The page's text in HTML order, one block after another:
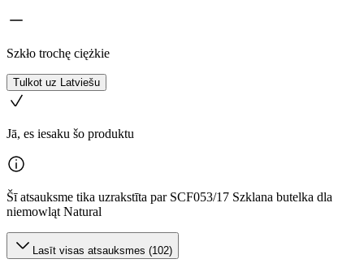
Szkło trochę ciężkie
Tulkot uz Latviešu
Jā, es iesaku šo produktu
Šī atsauksme tika uzrakstīta par SCF053/17 Szklana butelka dla
niemowląt Natural
Lasīt visas atsauksmes (102)